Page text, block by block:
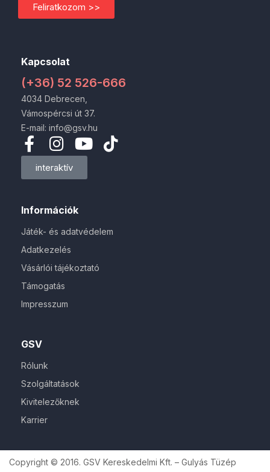
GSV
Rólunk
Szolgáltatások
Kivitelezőknek
Karrier
Információk
Játék- és adatvédelem
Adatkezelés
Vásárlói tájékoztató
Támogatás
Impresszum
Kapcsolat
(+36) 52 526-666
4034 Debrecen,
Vámospércsi út 37.
E-mail: info@gsv.hu
interaktív
Feliratkozom >>
Copyright © 2016. GSV Kereskedelmi Kft. – Gulyás Tüzép